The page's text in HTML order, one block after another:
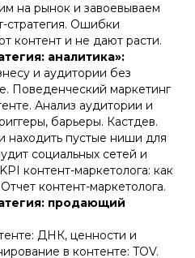
на рынок и завоевываем
стратегия. Ошибки
контент и не дают расти.
аналитика»:
и аудитории без
Поведенческий маркетинг
Анализ аудитории и
барьеры. Кастдев.
находить пустые ниши для
социальных сетей и
контент-маркетолога: как
контент-маркетолога.
продающий
ДНК, ценности и
в контенте: TOV.